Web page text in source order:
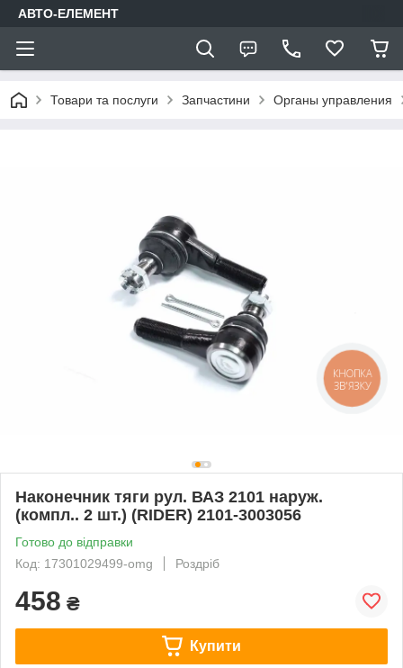
АВТО-ЕЛЕМЕНТ
Товари та послуги Запчастини Органы управления
Наконечник тяги рул. ВАЗ 2101 наруж.
(компл.. 2 шт.) (RIDER) 2101-3003056
Готово до відправки
Код: 17301029499-omg
Роздріб
458 ₴
Купити
КНОПКА
ЗВ'ЯЗКУ